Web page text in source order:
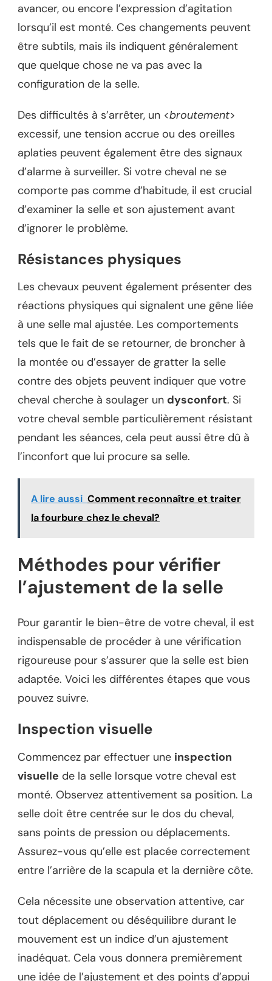
avancer, ou encore l’expression d’agitation
lorsqu’il est monté. Ces changements peuvent
être subtils, mais ils indiquent généralement
que quelque chose ne va pas avec la
configuration de la selle.
Des difficultés à s’arrêter, un <broutement>
excessif, une tension accrue ou des oreilles
aplaties peuvent également être des signaux
d’alarme à surveiller. Si votre cheval ne se
comporte pas comme d’habitude, il est crucial
d’examiner la selle et son ajustement avant
d’ignorer le problème.
Résistances physiques
Les chevaux peuvent également présenter des
réactions physiques qui signalent une gêne liée
à une selle mal ajustée. Les comportements
tels que le fait de se retourner, de broncher à
la montée ou d’essayer de gratter la selle
contre des objets peuvent indiquer que votre
cheval cherche à soulager un dysconfort. Si
votre cheval semble particulièrement résistant
pendant les séances, cela peut aussi être dû à
l’inconfort que lui procure sa selle.
A lire aussi Comment reconnaître et traiter
la fourbure chez le cheval?
Méthodes pour vérifier
l’ajustement de la selle
Pour garantir le bien-être de votre cheval, il est
indispensable de procéder à une vérification
rigoureuse pour s’assurer que la selle est bien
adaptée. Voici les différentes étapes que vous
pouvez suivre.
Inspection visuelle
Commencez par effectuer une inspection
visuelle de la selle lorsque votre cheval est
monté. Observez attentivement sa position. La
selle doit être centrée sur le dos du cheval,
sans points de pression ou déplacements.
Assurez-vous qu’elle est placée correctement
entre l’arrière de la scapula et la dernière côte.
Cela nécessite une observation attentive, car
tout déplacement ou déséquilibre durant le
mouvement est un indice d’un ajustement
inadéquat. Cela vous donnera premièrement
une idée de l’ajustement et des points d’appui